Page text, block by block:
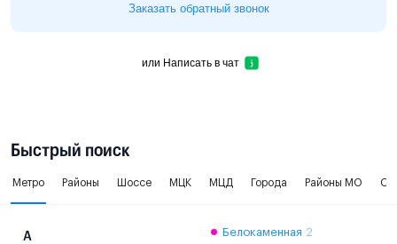
Заказать обратный звонок
или Написать в чат
Быстрый поиск
Метро Районы Шоссе МЦК МЦД Города Районы МО
А Белокаменная 2